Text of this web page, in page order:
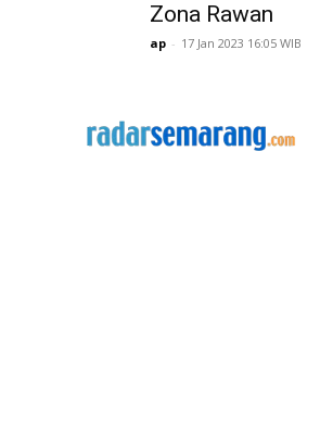
Zona Rawan
ap - 17 Jan 2023 16:05 WIB